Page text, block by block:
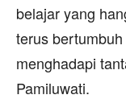
belajar yang
terus
menghadapi
Pamiluwati.